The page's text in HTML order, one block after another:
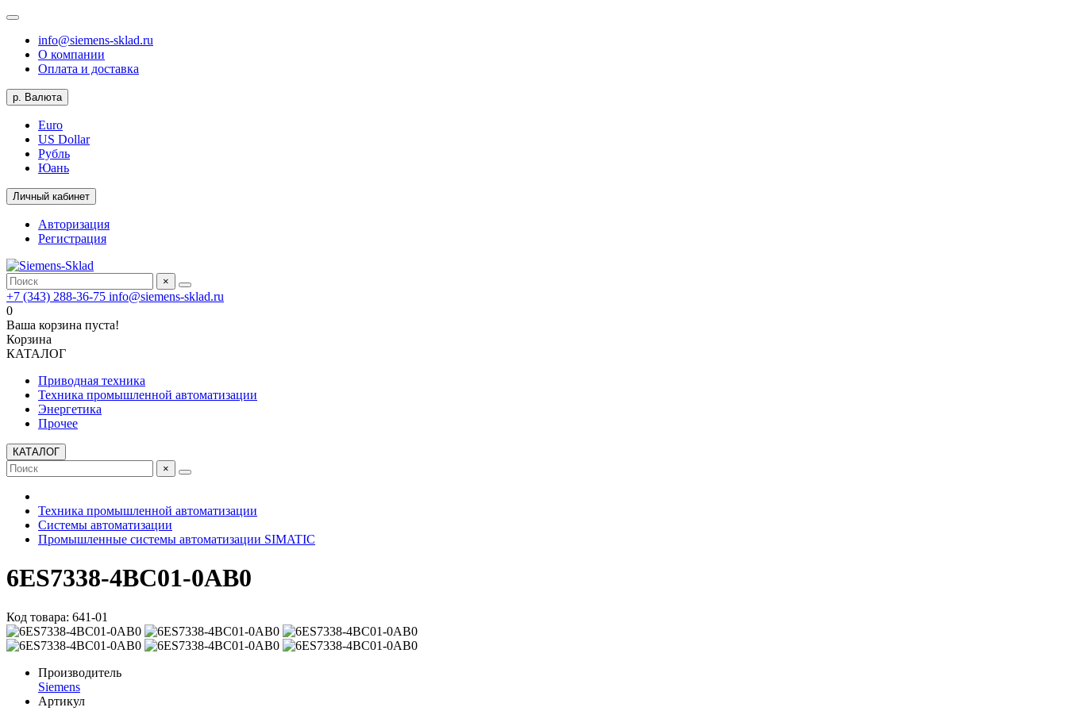
info@siemens-sklad.ru
О компании
Оплата и доставка
р. Валюта
Euro
US Dollar
Рубль
Юань
Личный кабинет
Авторизация
Регистрация
×
+7 (343) 288-36-75 info@siemens-sklad.ru
0
Ваша корзина пуста!
Корзина
КАТАЛОГ
Приводная техника
Техника промышленной автоматизации
Энергетика
Прочее
КАТАЛОГ
×
Техника промышленной автоматизации
Системы автоматизации
Промышленные системы автоматизации SIMATIC
6ES7338-4BC01-0AB0
Код товара: 641-01
Производитель
Siemens
Артикул